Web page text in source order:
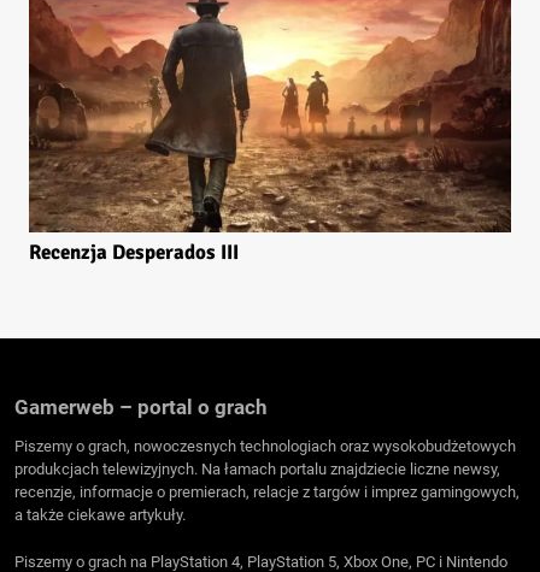
Recenzja Desperados III
Gamerweb – portal o grach
Piszemy o grach, nowoczesnych technologiach oraz wysokobudżetowych
produkcjach telewizyjnych. Na łamach portalu znajdziecie liczne newsy,
recenzje, informacje o premierach, relacje z targów i imprez gamingowych,
a także ciekawe artykuły.
Piszemy o grach na PlayStation 4, PlayStation 5, Xbox One, PC i Nintendo